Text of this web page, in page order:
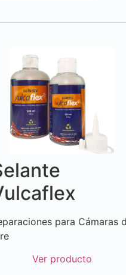
para Cámaras
Ver producto